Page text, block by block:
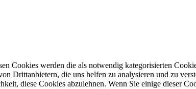
Cookies werden die als notwendig kategorisierten
Drittanbietern, die uns helfen zu analysieren und zu
diese Cookies abzulehnen. Wenn Sie einige dieser